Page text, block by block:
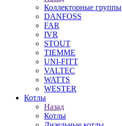
Коллекторные группы
DANFOSS
FAR
IVR
STOUT
TIEMME
UNI-FITT
VALTEC
WATTS
WESTER
Котлы
Назад
Котлы